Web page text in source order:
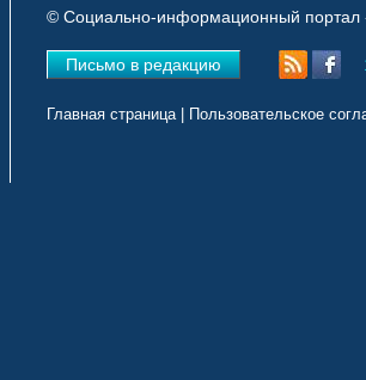
© Социально-информационный портал
Письмо в редакцию
Главная страница| Пользовательское